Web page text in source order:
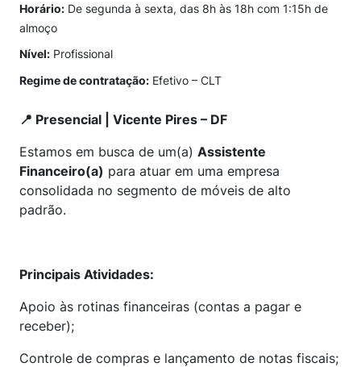
Horário: De segunda à sexta, das 8h às 18h com 1:15h de
almoço
Nível: Profissional
Regime de contratação: Efetivo – CLT
📍 Presencial | Vicente Pires – DF
Estamos em busca de um(a) Assistente
Financeiro(a) para atuar em uma empresa
consolidada no segmento de móveis de alto
padrão.
Principais Atividades:
Apoio às rotinas financeiras (contas a pagar e
receber);
Controle de compras e lançamento de notas fiscais;